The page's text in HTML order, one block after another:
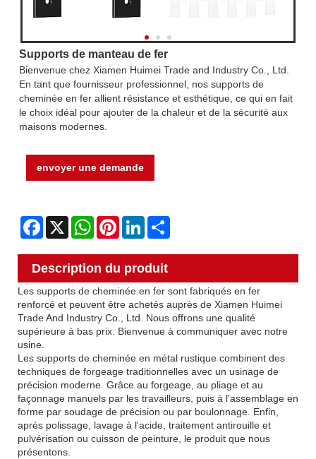
Supports de manteau de fer
Bienvenue chez Xiamen Huimei Trade and Industry Co., Ltd.
En tant que fournisseur professionnel, nos supports de
cheminée en fer allient résistance et esthétique, ce qui en fait
le choix idéal pour ajouter de la chaleur et de la sécurité aux
maisons modernes.
envoyer une demande
Facebook
X WhatsAppPinterestLinkedIn
Description du produit
Les supports de cheminée en fer sont fabriqués en fer
renforcé et peuvent être achetés auprès de Xiamen Huimei
Trade And Industry Co., Ltd. Nous offrons une qualité
supérieure à bas prix. Bienvenue à communiquer avec notre
usine.
Les supports de cheminée en métal rustique combinent des
techniques de forgeage traditionnelles avec un usinage de
précision moderne. Grâce au forgeage, au pliage et au
façonnage manuels par les travailleurs, puis à l'assemblage en
forme par soudage de précision ou par boulonnage. Enfin,
après polissage, lavage à l'acide, traitement antirouille et
pulvérisation ou cuisson de peinture, le produit que nous
présentons.